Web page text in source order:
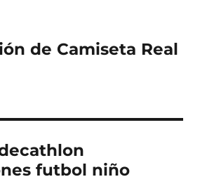
de Camiseta Real
futbol niño